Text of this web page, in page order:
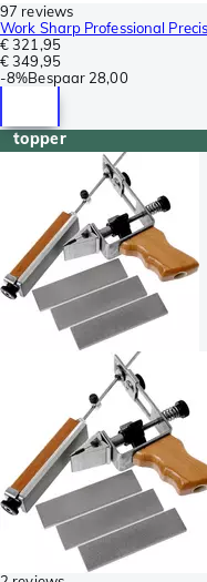
97 reviews
Work Sharp Professional
€ 321,95
€ 349,95
-8%Bespaar 28,00
topper